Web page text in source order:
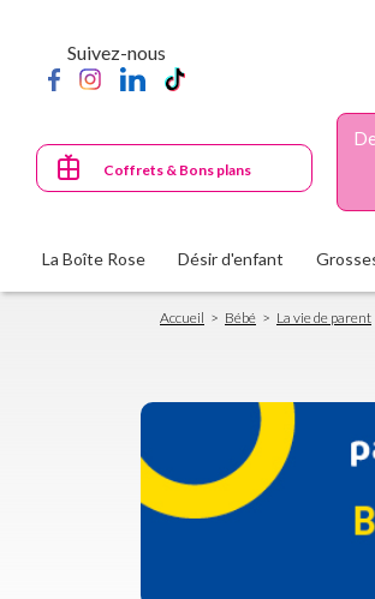
principal
Suivez-nous
Coffrets & Bons plans
La Boîte Rose Désir d'enfant
Fil
d'Ariane
Accueil Bébé La vie de parent